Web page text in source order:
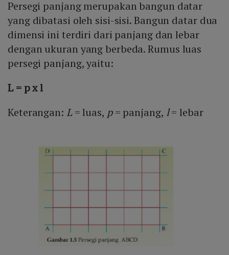
Persegi panjang merupakan bangun datar
yang dibatasi oleh sisi-sisi. Bangun datar dua
dimensi ini terdiri dari panjang dan lebar
dengan ukuran yang berbeda. Rumus luas
persegi panjang, yaitu:
L = p x l
Keterangan: L= luas, p= panjang, l= lebar